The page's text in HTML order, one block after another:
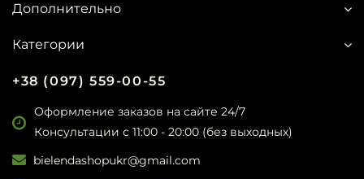
Дополнительно
Категории
+38 (097) 559-00-55
Оформление заказов на сайте 24/7
Консультации с 11:00 - 20:00 (без выходных)
bielendashopukr@gmail.com